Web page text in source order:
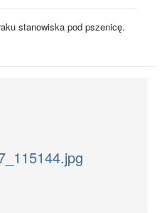
stanowiska pod pszenicę.